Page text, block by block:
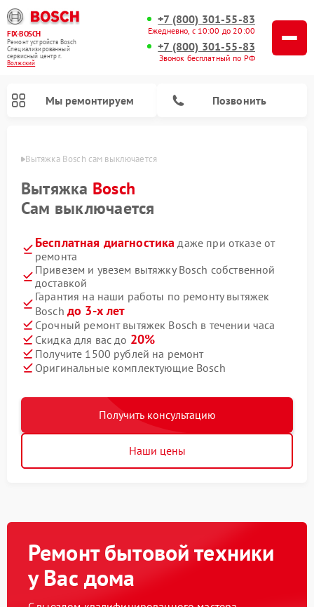
FIX-BOSCH
Ремонт устройств Bosch
Специализированный
cервисный центр г.
Волжский
+7 (800) 301-55-83
Ежедневно, с 10:00 до 20:00
+7 (800) 301-55-83
Звонок бесплатный по РФ
Мы ремонтируем Позвонить
Вытяжка Bosch сам выключается
Вытяжка Bosch
Сам выключается
Бесплатная диагностика даже при отказе от
ремонта
Привезем и увезем вытяжку Bosch собственной
доставкой
Гарантия на наши работы по ремонту вытяжек
Bosch до 3-х лет
Срочный ремонт вытяжек Bosch в течении часа
Скидка для вас до 20%
Получите 1500 рублей на ремонт
Оригинальные комплектующие Bosch
Получить консультацию
Наши цены
Ремонт бытовой техники
у Вас дома